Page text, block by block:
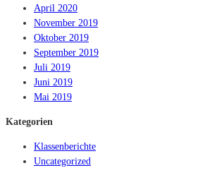
April 2020
November 2019
Oktober 2019
September 2019
Juli 2019
Juni 2019
Mai 2019
Kategorien
Klassenberichte
Uncategorized